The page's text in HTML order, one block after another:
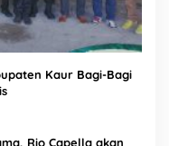
Kaur Bagi-Bagi
Rio Capella akan